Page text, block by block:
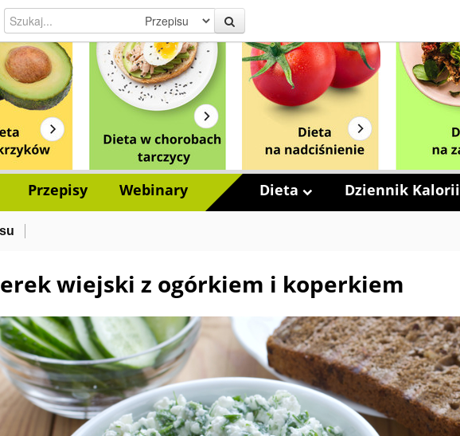
Przepisy Webinary Dieta Dziennik Kalorii
wiejski z ogórkiem i koperkiem